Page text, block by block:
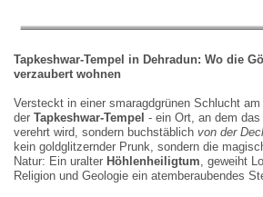
Tapkeshwar-Tempel in Dehradun: Wo die Gö
verzaubert wohnen
Versteckt in einer smaragdgrünen Schlucht
der Tapkeshwar-Tempel - ein Ort, an dem
verehrt wird, sondern buchstäblich von der
kein goldglitzernder Prunk, sondern die
Natur: Ein uralter Höhlenheiligtum, geweiht
Religion und Geologie ein atemberaubendes